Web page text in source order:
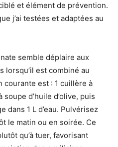
et élément de prévention.
j’ai testées et adaptées au
semble déplaire aux
lorsqu’il est combiné au
courante est : 1 cuillère à
d’huile d’olive, puis
dans 1 L d’eau. Pulvérisez
le matin ou en soirée. Ce
qu’à tuer, favorisant